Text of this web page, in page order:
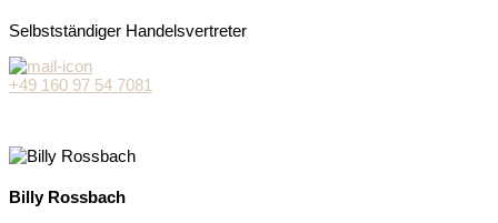
Selbstständiger Handelsvertreter
+49 160 97 54 7081
Billy Rossbach